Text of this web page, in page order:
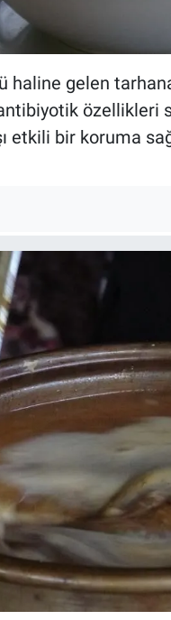
haline gelen
özellikleri
etkili bir koruma